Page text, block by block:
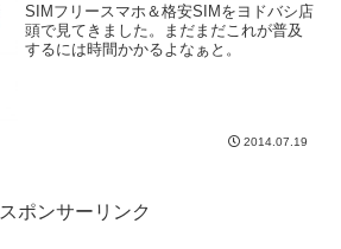
SIMフリースマホ＆格安SIMをヨドバシ店
頭で見てきました。まだまだこれが普及
するには時間かかるよなぁと。
2014.07.19
スポンサーリンク